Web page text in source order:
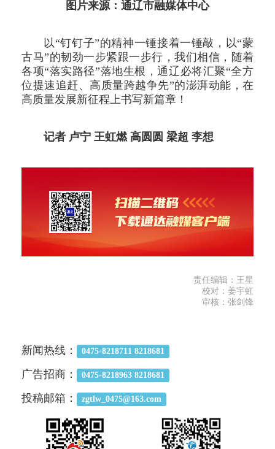
图片来源：通辽市融媒体中心
以“钉钉子”的精神一锤接着一锤敲，以“蒙
古马”的韧劲一步紧跟一步行，我们相信，随着
各项“落实路径”落地生根，通辽必将汇聚“全方
位提速追赶、高质量跨越争先”的澎湃动能，在
高质量发展新征程上书写新篇章！
记者 卢宁 王虹燃 高圆圆 梁超 李想
责任编辑：王星
校对：姜宇虹
审核：张剑锋
新闻热线： 0475-8218711 8218681
广告招商： 0475-8218963 8218681
投稿邮箱： zgtlw_0475@163.com